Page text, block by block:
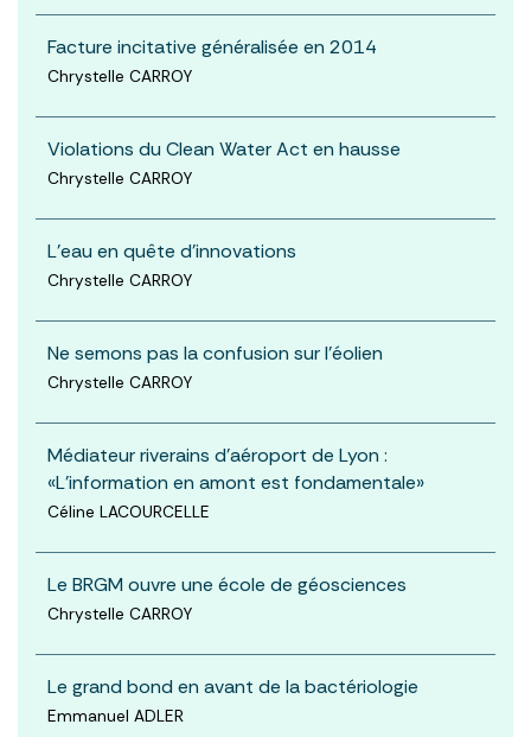
Facture incitative généralisée en 2014
Chrystelle CARROY
Violations du Clean Water Act en hausse
Chrystelle CARROY
L’eau en quête d’innovations
Chrystelle CARROY
Ne semons pas la confusion sur l’éolien
Chrystelle CARROY
Médiateur riverains d'aéroport de Lyon :
«L’information en amont est fondamentale»
Céline LACOURCELLE
Le BRGM ouvre une école de géosciences
Chrystelle CARROY
Le grand bond en avant de la bactériologie
Emmanuel ADLER